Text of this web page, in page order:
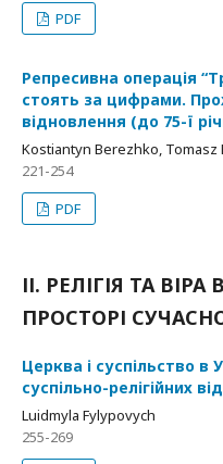
PDF
Репресивна операція
стоять за цифрами.
відновлення (до 75-ї
Kostiantyn Berezhko, Tomasz
221-254
PDF
ІІ. РЕЛІГІЯ ТА
ПРОСТОРІ
Церква і суспільство в
суспільно-релігійних
Luidmyla Fylypovych
255-269